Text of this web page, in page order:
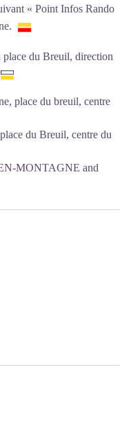
« Point Infos Rando
place du Breuil, direction
place du breuil, centre
du Breuil, centre du
MONTAGNE and